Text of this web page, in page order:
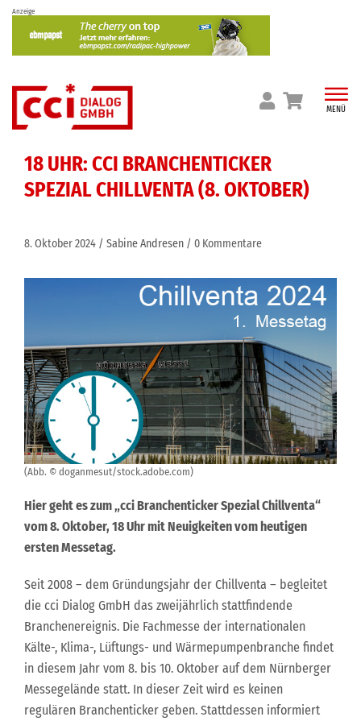
Skip
content
Anzeige
MENÜ
18 UHR: CCI BRANCHENTICKER
SPEZIAL CHILLVENTA (8. OKTOBER)
8. Oktober 2024 Sabine Andresen 0 Kommentare
(Abb. © doganmesut/stock.adobe.com)
Hier geht es zum „cci Branchenticker Spezial Chillventa“
vom 8. Oktober, 18 Uhr mit Neuigkeiten vom heutigen
ersten Messetag.
Seit 2008 – dem Gründungsjahr der Chillventa – begleitet
die cci Dialog GmbH das zweijährlich stattfindende
Branchenereignis. Die Fachmesse der internationalen
Kälte-, Klima-, Lüftungs- und Wärmepumpenbranche findet
in diesem Jahr vom 8. bis 10. Oktober auf dem Nürnberger
Messegelände statt. In dieser Zeit wird es keinen
regulären Branchenticker geben. Stattdessen informiert